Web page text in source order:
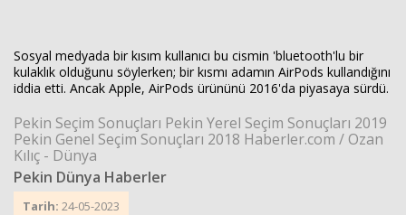
Sosyal medyada bir kısım kullanıcı bu cismin 'bluetooth'lu bir
kulaklık olduğunu söylerken; bir kısmı adamın AirPods kullandığını
iddia etti. Ancak Apple, AirPods ürününü 2016'da piyasaya sürdü.
Pekin Seçim Sonuçları Pekin Yerel Seçim Sonuçları 2019
Pekin Genel Seçim Sonuçları 2018 Haberler.com / Ozan
Kılıç - Dünya
Pekin Dünya Haberler
Tarih: 24-05-2023